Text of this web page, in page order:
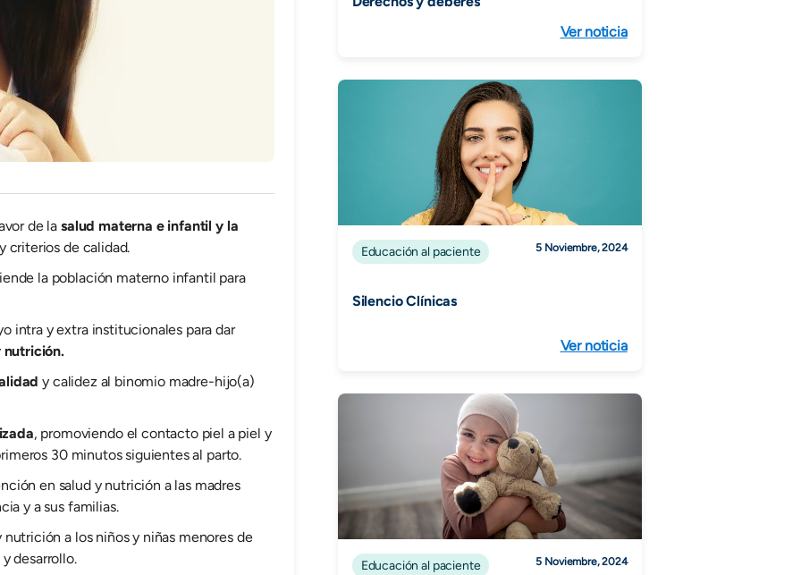
de la salud materna e infantil y la
criterios de calidad.
la población materno infantil para
intra y extra institucionales para dar
nutrición.
y calidez al binomio madre-hijo(a)
, promoviendo el contacto piel a piel y
30 minutos siguientes al parto.
en salud y nutrición a las madres
y a sus familias.
nutrición a los niños y niñas menores de
desarrollo.
Ver noticia
Educación al paciente 5 Noviembre, 2024
Silencio Clínicas
Ver noticia
Educación al paciente 5 Noviembre, 2024